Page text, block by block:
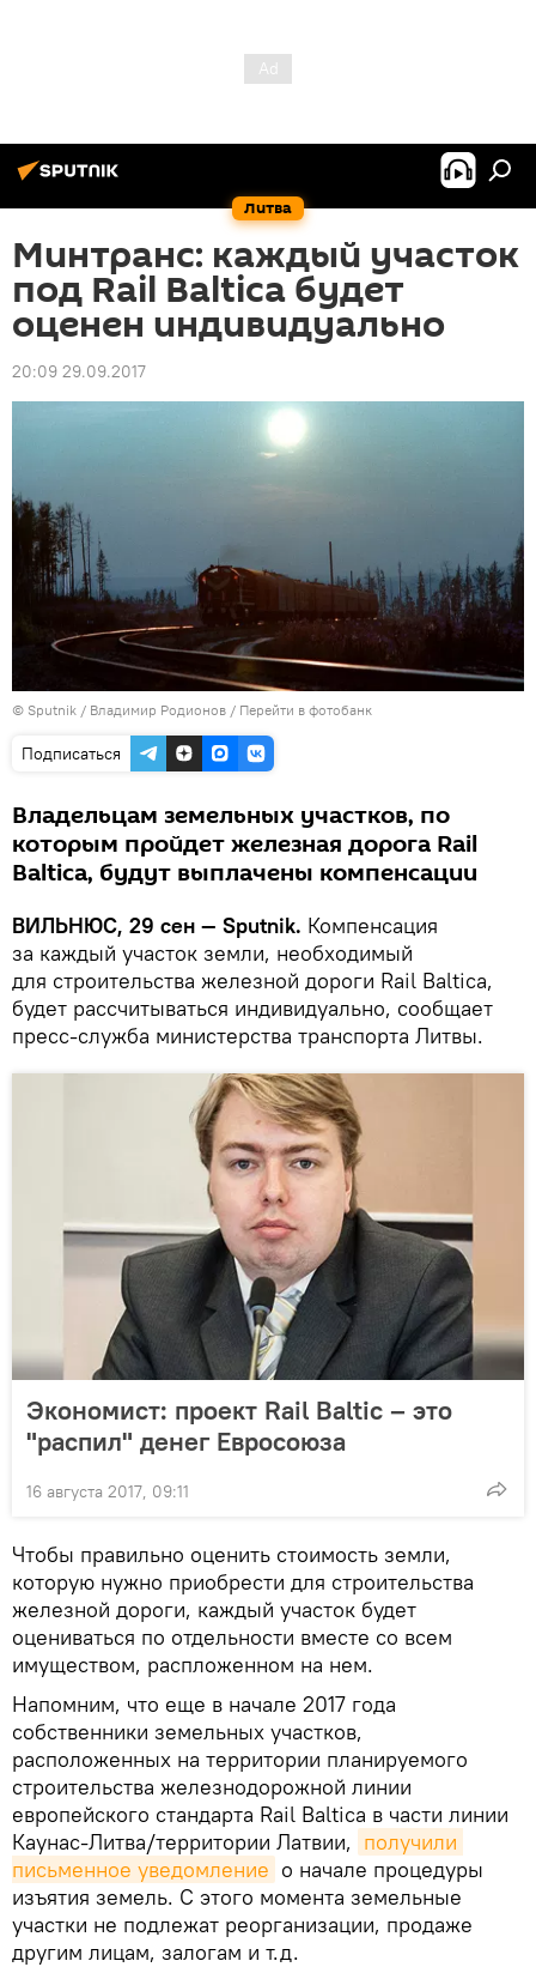
Литва
Минтранс: каждый участок
под Rail Baltica будет
оценен индивидуально
20:09 29.09.2017
© Sputnik / Владимир Родионов / Перейти в фотобанк
Подписаться
Владельцам земельных участков, по
которым пройдет железная дорога Rail
Baltica, будут выплачены компенсации
ВИЛЬНЮС, 29 сен — Sputnik. Компенсация
за каждый участок земли, необходимый
для строительства железной дороги Rail Baltica,
будет рассчитываться индивидуально, сообщает
пресс-служба министерства транспорта Литвы.
Экономист: проект Rail Baltic – это
"распил" денег Евросоюза
16 августа 2017, 09:11
Чтобы правильно оценить стоимость земли,
которую нужно приобрести для строительства
железной дороги, каждый участок будет
оцениваться по отдельности вместе со всем
имуществом, распложенном на нем.
Напомним, что еще в начале 2017 года
собственники земельных участков,
расположенных на территории планируемого
строительства железнодорожной линии
европейского стандарта Rail Baltica в части линии
Каунас-Литва/территории Латвии, получили
письменное уведомление о начале процедуры
изъятия земель. С этого момента земельные
участки не подлежат реорганизации, продаже
другим лицам, залогам и т.д.